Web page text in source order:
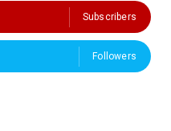
Subscribers
Followers